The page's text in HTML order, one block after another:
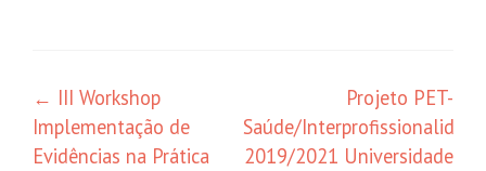
← III Workshop
Implementação de
Evidências na Prática
Projeto PET-
Saúde/Interprofissionalidade
2019/2021 Universidade